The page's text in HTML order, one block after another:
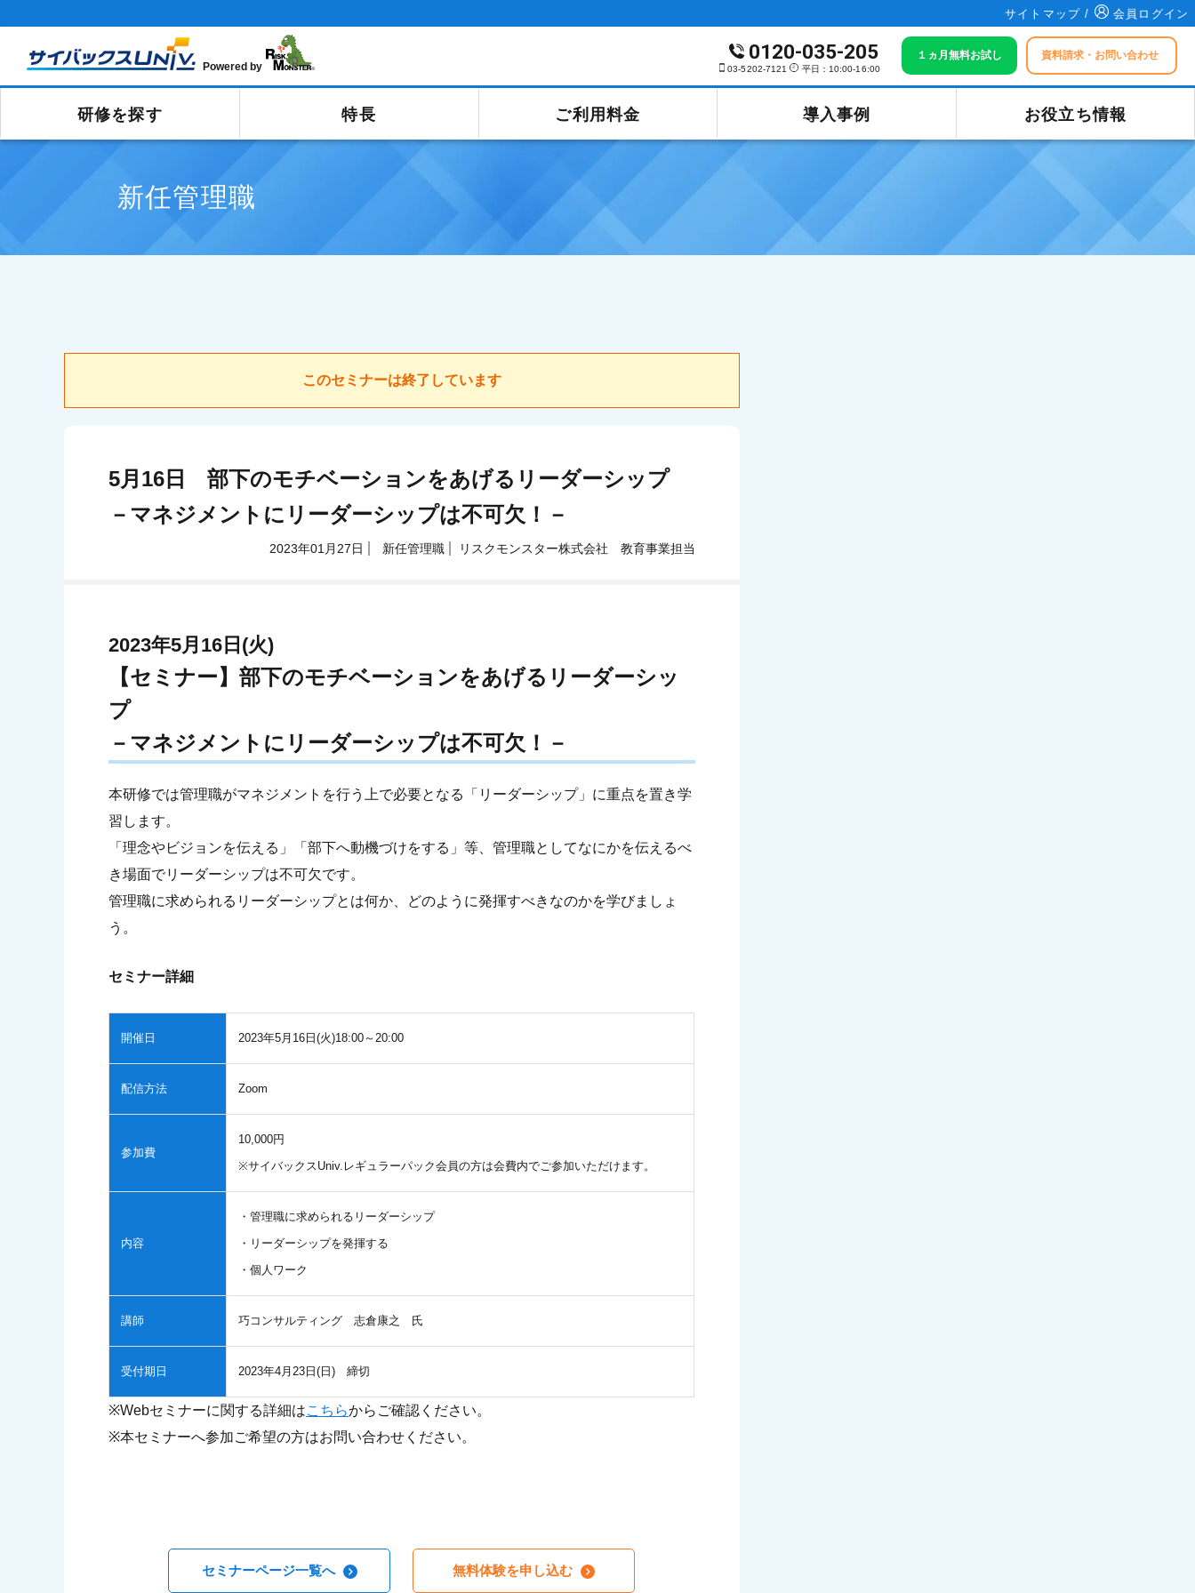
サイトマップ / 会員ログイン
Powered by
0120-035-205
03-5202-7121 平日：10:00-16:00
１ヵ月無料お試し 資料請求・お問い合わせ
研修を探す 特長 ご利用料金 導入事例 お役立ち情報
新任管理職
このセミナーは終了しています
5月16日 部下のモチベーションをあげるリーダーシップ
－マネジメントにリーダーシップは不可欠！－
2023年01月27日 新任管理職 リスクモンスター株式会社 教育事業担当
2023年5月16日(火)
【セミナー】部下のモチベーションをあげるリーダーシッ
プ
－マネジメントにリーダーシップは不可欠！－
本研修では管理職がマネジメントを行う上で必要となる「リーダーシップ」に重点を置き学
習します。
「理念やビジョンを伝える」「部下へ動機づけをする」等、管理職としてなにかを伝えるべ
き場面でリーダーシップは不可欠です。
管理職に求められるリーダーシップとは何か、どのように発揮すべきなのかを学びましょ
う。
セミナー詳細
開催日 2023年5月16日(火)18:00～20:00
配信方法 Zoom
参加費
10,000円
※サイバックスUniv.レギュラーパック会員の方は会費内でご参加いただけます。
内容
・管理職に求められるリーダーシップ
・リーダーシップを発揮する
・個人ワーク
講師 巧コンサルティング 志倉康之 氏
受付期日 2023年4月23日(日) 締切
※Webセミナーに関する詳細はこちらからご確認ください。
※本セミナーへ参加ご希望の方はお問い合わせください。
セミナーページ一覧へ 無料体験を申し込む